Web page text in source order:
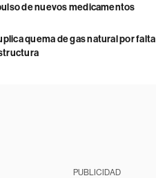
de nuevos medicamentos
quema de gas natural por falta
PUBLICIDAD